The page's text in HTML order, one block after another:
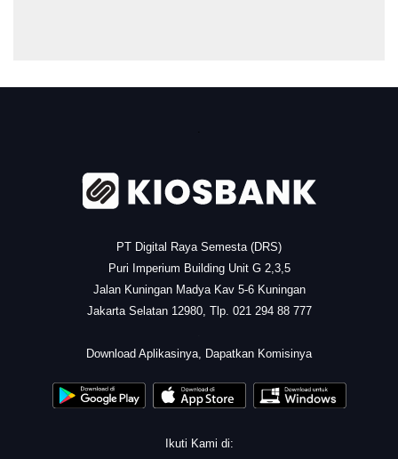
PT Digital Raya Semesta (DRS)
Puri Imperium Building Unit G 2,3,5
Jalan Kuningan Madya Kav 5-6 Kuningan
Jakarta Selatan 12980, Tlp. 021 294 88 777
Download Aplikasinya, Dapatkan Komisinya
Ikuti Kami di: